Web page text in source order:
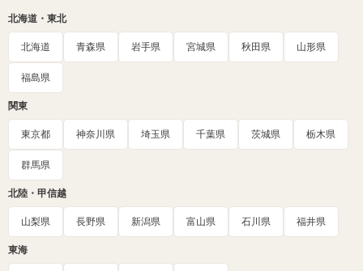
北海道・東北
北海道 青森県 岩手県 宮城県 秋田県 山形県
福島県
関東
東京都 神奈川県 埼玉県 千葉県 茨城県 栃木県
群馬県
北陸・甲信越
山梨県 長野県 新潟県 富山県 石川県 福井県
東海